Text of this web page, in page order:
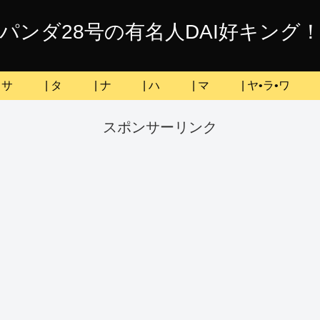
パンダ28号の有名人DAI好キング！
| サ | タ | ナ | ハ | マ | ヤ•ラ•ワ
スポンサーリンク